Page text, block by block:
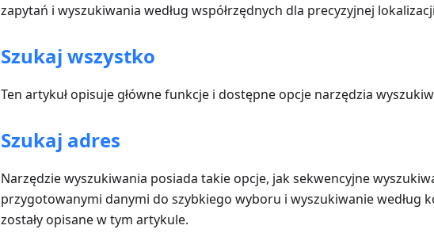
zapytań i wyszukiwania według współrzędnych dla precyzyjnej
Szukaj wszystko
Ten artykuł opisuje główne funkcje i dostępne opcje narzędzia
Szukaj adres
Narzędzie wyszukiwania posiada takie opcje, jak sekwencyjne
przygotowanymi danymi do szybkiego wyboru i wyszukiwanie według
zostały opisane w tym artykule.